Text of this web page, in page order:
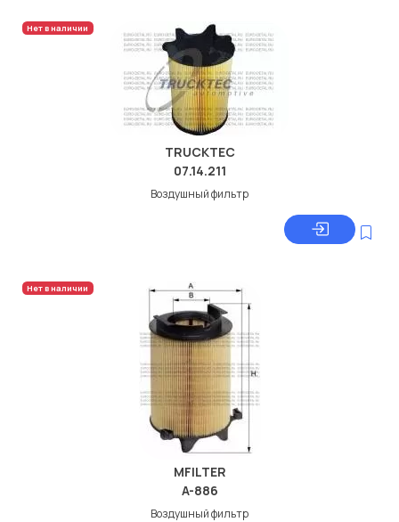
Нет в наличии
TRUCKTEC
07.14.211
Воздушный фильтр
Нет в наличии
MFILTER
A-886
Воздушный фильтр